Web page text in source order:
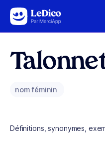
Aller au contenu
nom féminin
Définitions, synonymes,